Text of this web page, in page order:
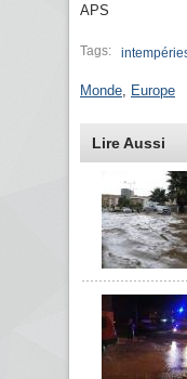
APS
Tags:
Monde Europe
Lire Aussi